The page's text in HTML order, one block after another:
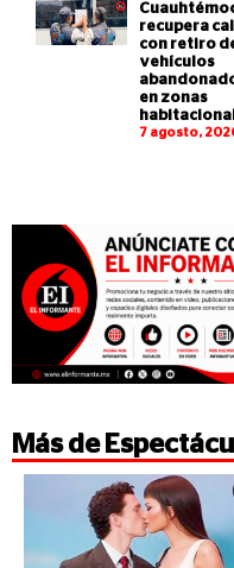
recupera
con retiro
vehículos
en zonas
7 agosto,
Más de